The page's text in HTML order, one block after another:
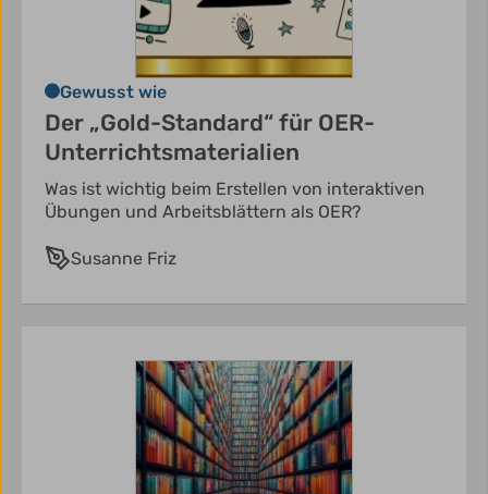
Gewusst wie
Der „Gold-Standard“ für OER-
Unterrichtsmaterialien
Was ist wichtig beim Erstellen von interaktiven
Übungen und Arbeitsblättern als OER?
Susanne Friz